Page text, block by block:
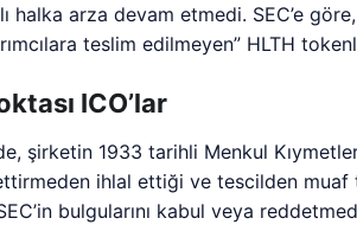
halka arza devam etmedi. SEC’e
teslim edilmeyen” HLTH
ICO’lar
şirketin 1933 tarihli Menkul Kıymetler
ihlal ettiği ve tescilden muaf
bulgularını kabul veya